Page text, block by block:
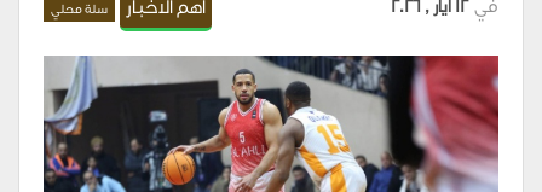
اهم الاخبار سلة محلي في 12 أيار , 2026